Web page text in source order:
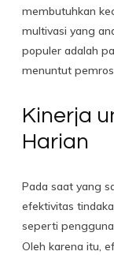
membutuhkan
multivasi yang
populer adalah
menuntut
Kinerja
Harian
Pada saat yang
efektivitas
seperti
Oleh karena itu,